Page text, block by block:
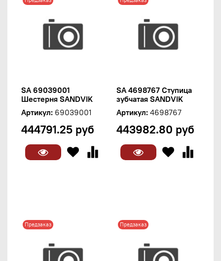
SA 69039001
Шестерня SANDVIK
Артикул: 69039001
444791.25 руб
SA 4698767 Ступица
зубчатая SANDVIK
Артикул: 4698767
443982.80 руб
Предзаказ Предзаказ